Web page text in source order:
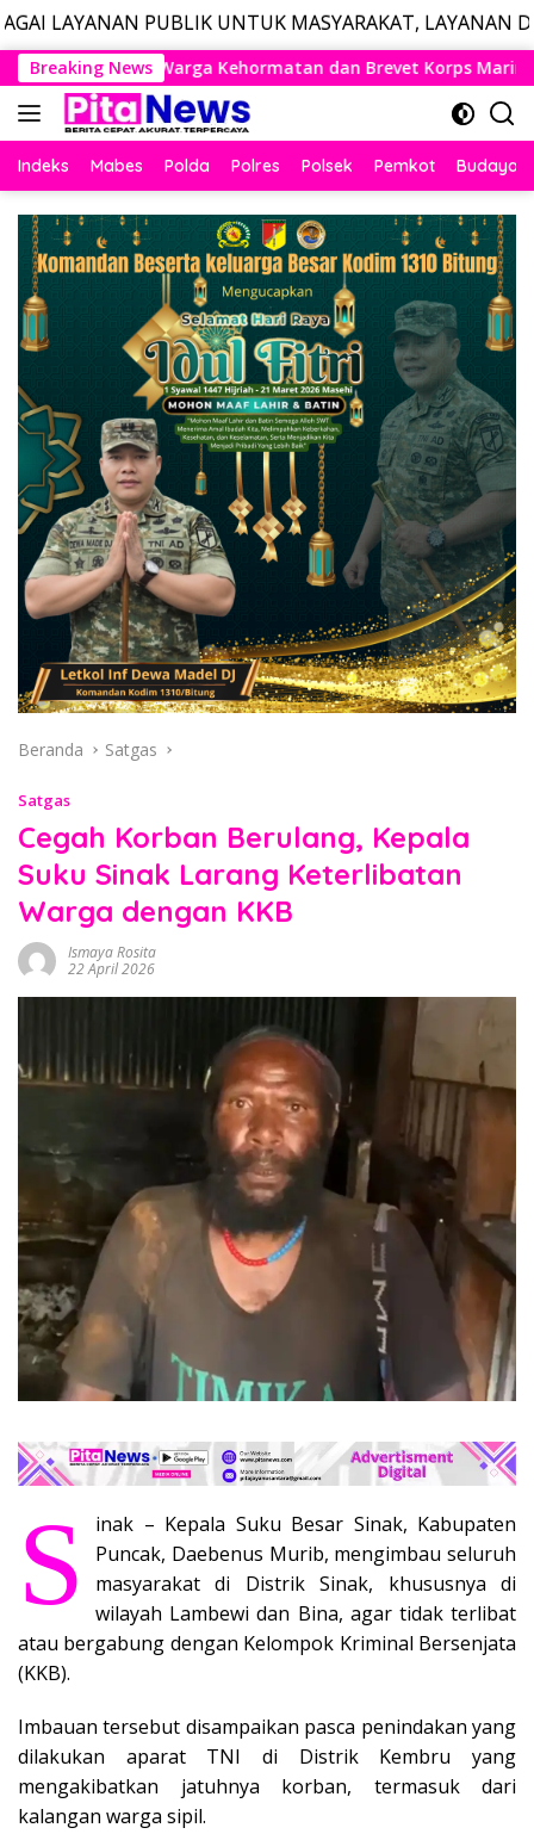
UNTUK MASYARAKAT, LAYANAN DARURAT CALL
Langsung
ke
konten
Breaking News
dan Brevet Korps Marinir Panglima TNI dan
Indeks Mabes Polda Polres Polsek Pemkot Budaya
Beranda Satgas
Satgas
Cegah Korban Berulang, Kepala
Suku Sinak Larang Keterlibatan
Warga dengan KKB
Ismaya Rosita
22 April 2026
S
inak – Kepala Suku Besar Sinak, Kabupaten
Puncak, Daebenus Murib, mengimbau seluruh
masyarakat di Distrik Sinak, khususnya di
wilayah Lambewi dan Bina, agar tidak terlibat
atau bergabung dengan Kelompok Kriminal Bersenjata
(KKB).
Imbauan tersebut disampaikan pasca penindakan yang
dilakukan aparat TNI di Distrik Kembru yang
mengakibatkan jatuhnya korban, termasuk dari
kalangan warga sipil.